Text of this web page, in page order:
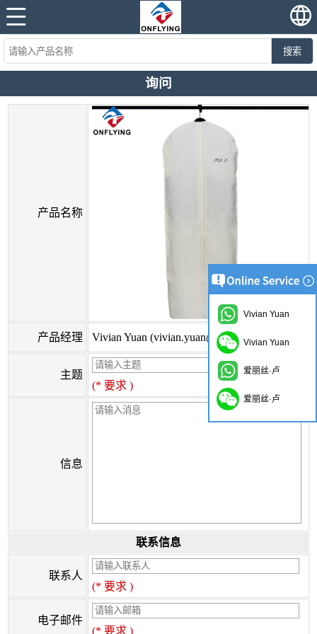
搜索
询问
产品名称
产品经理 Vivian Yuan (vivian.yuan@onflyingcn.com)
主题
(* 要求 )
信息
联系信息
联系人
(* 要求 )
电子邮件
(* 要求 )
Vivian Yuan
Vivian Yuan
爱丽丝·卢
爱丽丝·卢